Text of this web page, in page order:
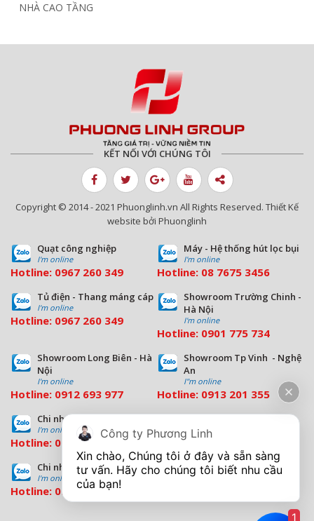
NHÀ CAO TẦNG
KẾT NỐI VỚI CHÚNG TÔI
Copyright © 2014 - 2021 Phuonglinh.vn All Rights Reserved. Thiết Kế
website bởi Phuonglinh
Quạt công nghiệp
I'm online
Hotline: 0967 260 349
Máy - Hệ thống hút lọc bụi
I'm online
Hotline: 08 7675 3456
Tủ điện - Thang máng cáp
I'm online
Hotline: 0967 260 349
Showroom Trường Chinh -
Hà Nội
I'm online
Hotline: 0901 775 734
Showroom Long Biên - Hà
Nội
I'm online
Hotline: 0912 693 977
Showroom Tp Vinh - Nghệ
An
I''m online
Hotline: 0913 201 355
Chi nhánh Đà Nẵng
I'm online
Hotline: 0963 544 563
Chi nhánh Hồ Chí Minh
I'm online
Hotline:
Chi nhánh Bình Dương
I'm online
Hotline: 0933 569 039
Công ty Phương Linh
Xin chào, Chúng tôi ở đây và sẵn sàng
tư vấn. Hãy cho chúng tôi biết nhu cầu
1